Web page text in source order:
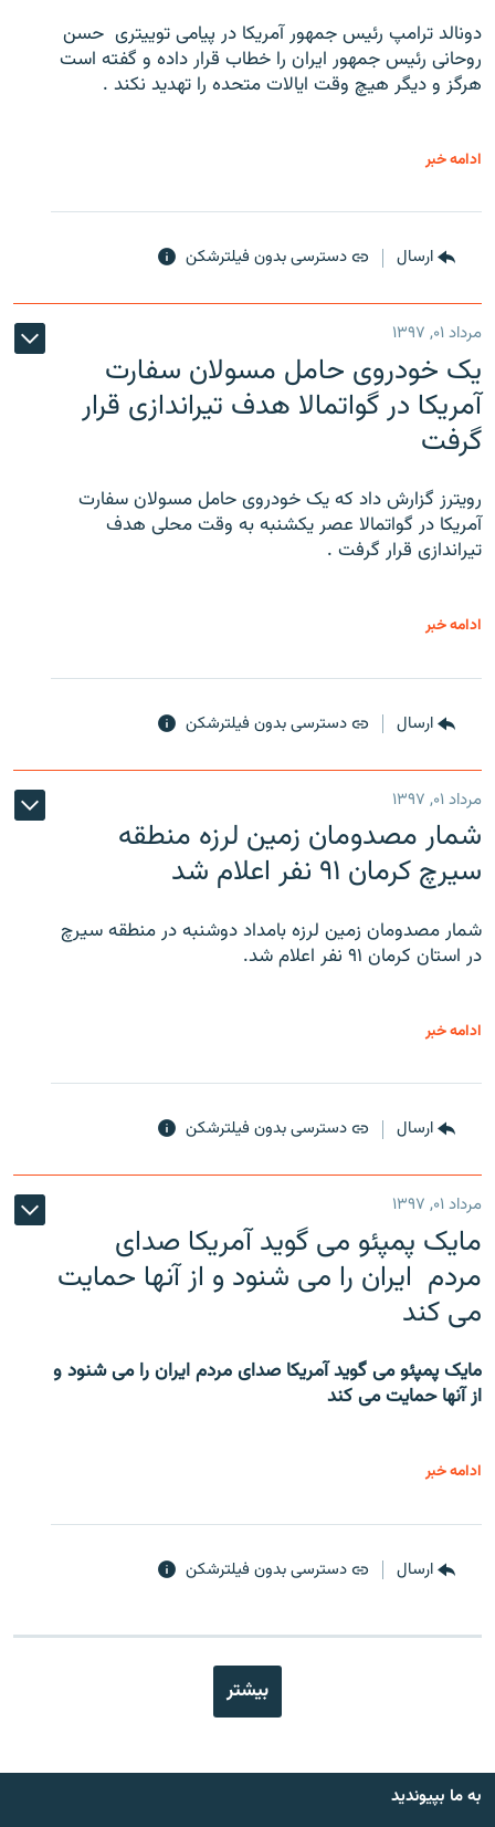
دونالد ترامپ رئیس جمهور آمریکا در پیامی توییتری ‌ حسن
روحانی رئیس جمهور ایران را خطاب قرار داده و گفته است
هرگز و دیگر هیچ وقت ایالات متحده را تهدید نکند .
ادامه خبر
ارسال دسترسی بدون فیلترشکن
مرداد ۰۱, ۱۳۹۷
یک خودروی حامل مسولان سفارت
آمریکا در گواتمالا هدف تیراندازی قرار
گرفت
رویترز گزارش داد که یک خودروی حامل مسولان سفارت
آمریکا در گواتمالا عصر یکشنبه به وقت محلی هدف
تیراندازی قرار گرفت .
ادامه خبر
ارسال دسترسی بدون فیلترشکن
مرداد ۰۱, ۱۳۹۷
شمار مصدومان زمین لرزه منطقه
سیرچ کرمان ۹۱ نفر اعلام شد
شمار مصدومان زمین لرزه بامداد دوشنبه در منطقه سیرچ
در استان کرمان ۹۱ نفر اعلام شد.
ادامه خبر
ارسال دسترسی بدون فیلترشکن
مرداد ۰۱, ۱۳۹۷
مایک پمپئو می گوید آمریکا صدای
مردم ایران را می شنود و از آنها حمایت
می کند
مایک پمپئو می گوید آمریکا صدای مردم ایران را می شنود و
از آنها حمایت می کند
ادامه خبر
ارسال دسترسی بدون فیلترشکن
بیشتر
به ما بپیوندید